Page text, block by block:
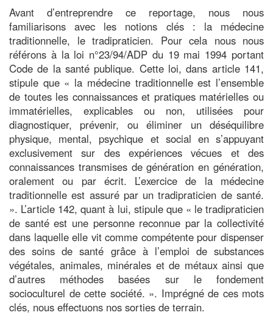
Avant d’entreprendre ce reportage, nous nous
familiarisons avec les notions clés : la médecine
traditionnelle, le tradipraticien. Pour cela nous nous
référons à la loi n°23/94/ADP du 19 mai 1994 portant
Code de la santé publique. Cette loi, dans article 141,
stipule que « la médecine traditionnelle est l’ensemble
de toutes les connaissances et pratiques matérielles ou
immatérielles, explicables ou non, utilisées pour
diagnostiquer, prévenir, ou éliminer un déséquilibre
physique, mental, psychique et social en s’appuyant
exclusivement sur des expériences vécues et des
connaissances transmises de génération en génération,
oralement ou par écrit. L’exercice de la médecine
traditionnelle est assuré par un tradipraticien de santé.
». L’article 142, quant à lui, stipule que « le tradipraticien
de santé est une personne reconnue par la collectivité
dans laquelle elle vit comme compétente pour dispenser
des soins de santé grâce à l’emploi de substances
végétales, animales, minérales et de métaux ainsi que
d’autres méthodes basées sur le fondement
socioculturel de cette société. ». Imprégné de ces mots
clés, nous effectuons nos sorties de terrain.